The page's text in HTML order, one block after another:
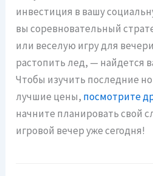
инвестиция в вашу
вы соревновательный
или веселую игру для
растопить лед, — найдется
Чтобы изучить последние
лучшие цены, посмотрите
начните планировать свой
игровой вечер уже сегодня!